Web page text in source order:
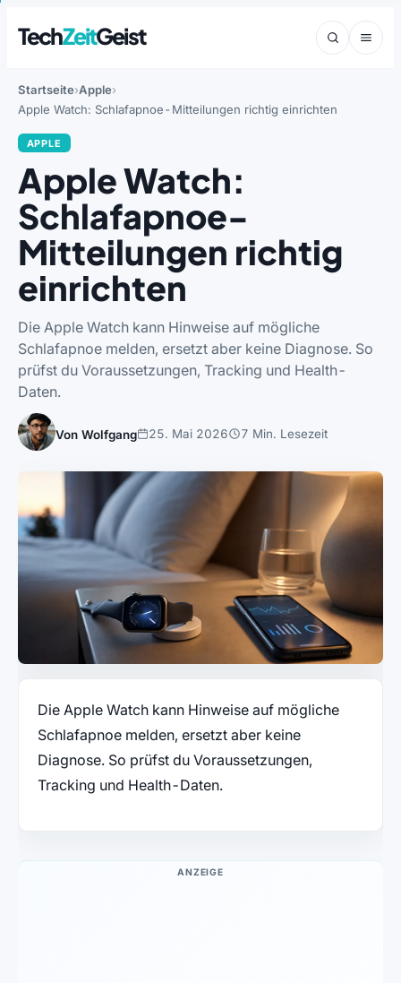
TechZeitGeist
Startseite Apple
Apple Watch: Schlafapnoe-Mitteilungen richtig einrichten
APPLE
Apple Watch:
Schlafapnoe-
Mitteilungen richtig
einrichten
Die Apple Watch kann Hinweise auf mögliche
Schlafapnoe melden, ersetzt aber keine Diagnose. So
prüfst du Voraussetzungen, Tracking und Health-
Daten.
Von Wolfgang 25. Mai 2026 7 Min. Lesezeit
Die Apple Watch kann Hinweise auf mögliche
Schlafapnoe melden, ersetzt aber keine
Diagnose. So prüfst du Voraussetzungen,
Tracking und Health-Daten.
ANZEIGE